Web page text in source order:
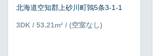
北海道空知郡上砂川町鶉5条3-1-1
3DK / 53.21m² / (空室なし)